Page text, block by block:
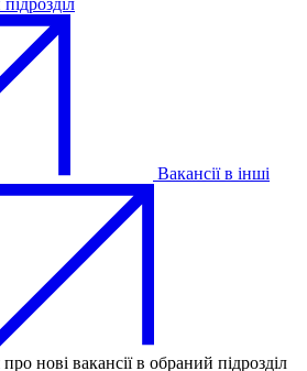
Вакансії в інші
нові вакансії в обраний підрозділ